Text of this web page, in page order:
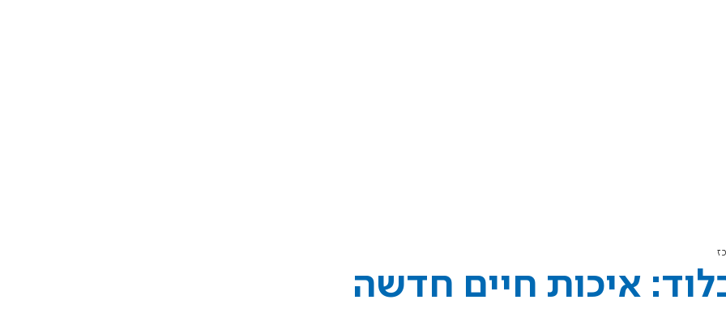
איכות חיים חדשה